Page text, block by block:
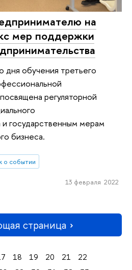
на
мер поддержки
дня обучения третьего
регуляторной
государственным мерам
бизнеса.
о событии
13 февраля 2022
страница
18 19 20 21
22